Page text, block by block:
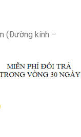
(Đường kính –
lượng